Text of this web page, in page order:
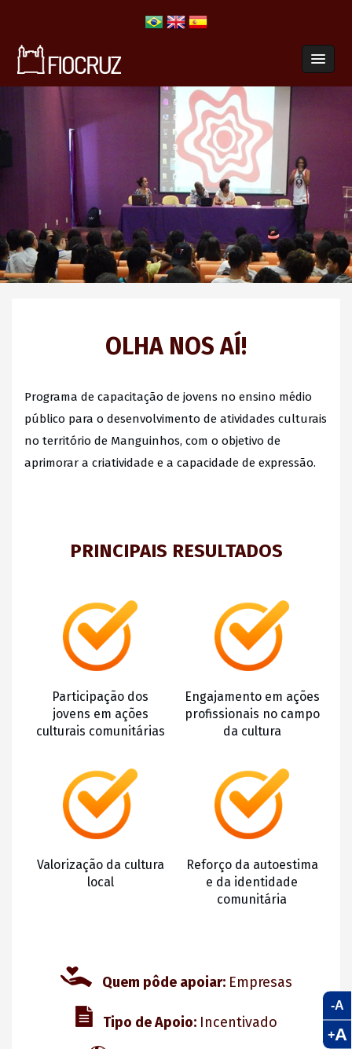
OLHA NOS AÍ!
Programa de capacitação de jovens no ensino médio
público para o desenvolvimento de atividades culturais
no território de Manguinhos, com o objetivo de
aprimorar a criatividade e a capacidade de expressão.
PRINCIPAIS RESULTADOS
Participação dos
jovens em ações
culturais comunitárias
Engajamento em ações
profissionais no campo
da cultura
Valorização da cultura
local
Reforço da autoestima
e da identidade
comunitária
Quem pôde apoiar: Empresas
Tipo de Apoio: Incentivado
-A
+A